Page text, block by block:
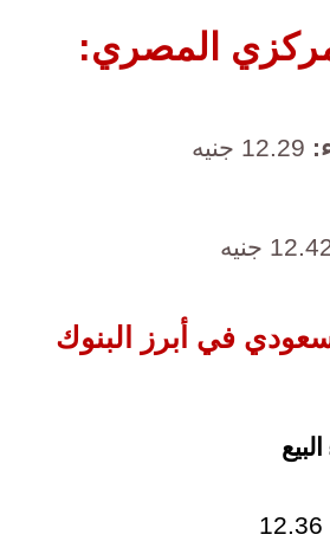
المصري:
في أبرز البنوك
البيع
12.36